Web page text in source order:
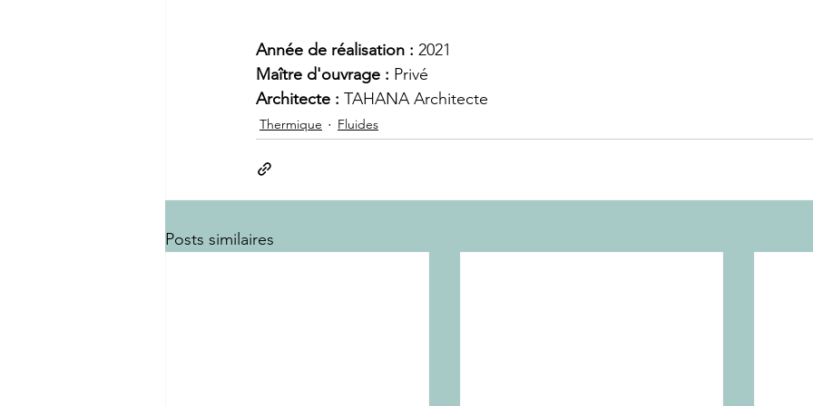
Année de réalisation : 2021
Maître d'ouvrage : Privé
Architecte : TAHANA Architecte
Thermique Fluides
Posts similaires